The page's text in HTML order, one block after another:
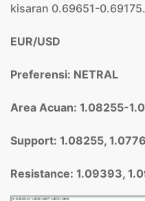
kisaran 0.69651-0.69175.
EUR/USD
Preferensi: NETRAL
Area Acuan: 1.08255-
Support: 1.08255,
Resistance: 1.09393,